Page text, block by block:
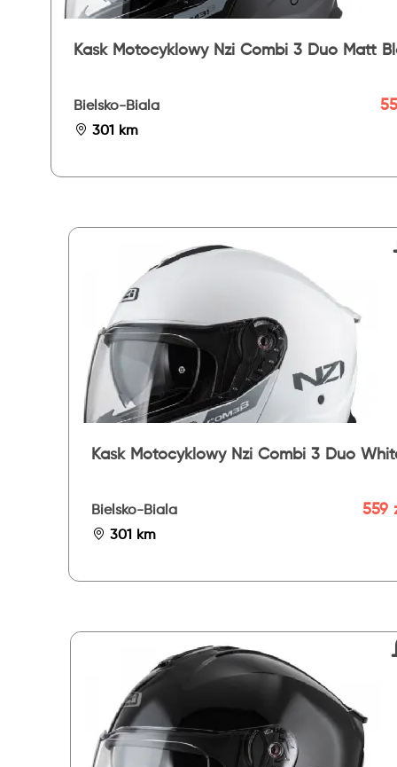
Kask Motocyklowy Nzi Combi 3 Duo Matt
Bielsko-Biala
301 km
Kask Motocyklowy Nzi Combi 3 Duo
Bielsko-Biala
301 km
559